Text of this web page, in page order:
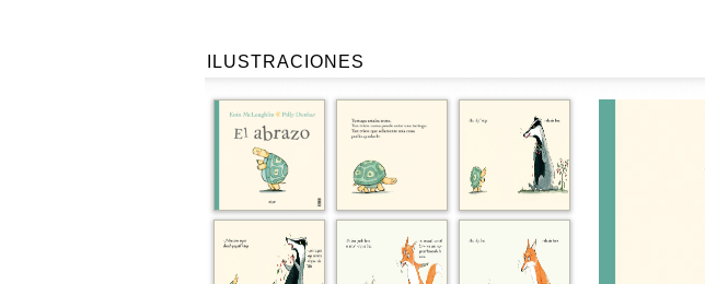
ILUSTRACIONES